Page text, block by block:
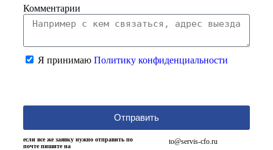
Комментарии
Я принимаю Политику конфиденциальности
Отправить
если все же заявку нужно отправить по
почте пишите на
to@servis-cfo.ru